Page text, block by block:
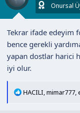
Onursal
Tekrar ifade edeyim
bence gerekli
yapan dostlar harici
iyi olur.
T
HACILI mimar777